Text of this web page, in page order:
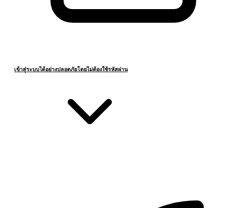
เข้าสู่ระบบได้อย่างปลอดภัยโดยไม่ต้องใช้รหัสผ่าน